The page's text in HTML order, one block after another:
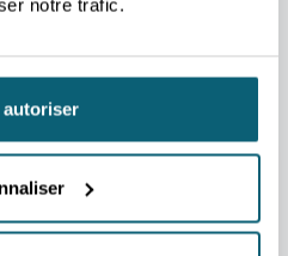
notre trafic.
autoriser